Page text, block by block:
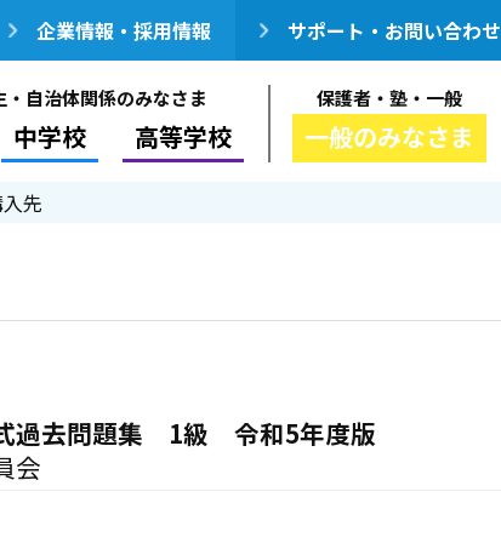
企業情報・採用情報 サポート・お問い合わせ
・自治体関係のみなさま
中学校 高等学校
保護者・塾・一般
一般のみなさま
先
過去問題集 1級 令和5年度版
会